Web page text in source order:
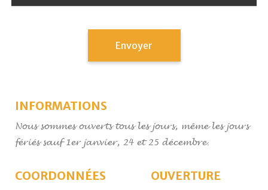
INFORMATIONS
Nous sommes ouverts tous les jours, même les jours
fériés sauf 1er janvier, 24 et 25 décembre.
COORDONNÉES OUVERTURE